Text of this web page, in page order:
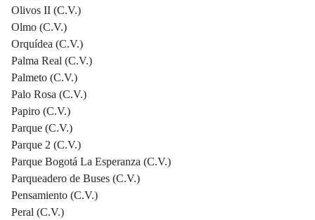
Olivos II (C.V.)
Olmo (C.V.)
Orquídea (C.V.)
Palma Real (C.V.)
Palmeto (C.V.)
Palo Rosa (C.V.)
Papiro (C.V.)
Parque (C.V.)
Parque 2 (C.V.)
Parque Bogotá La Esperanza (C.V.)
Parqueadero de Buses (C.V.)
Pensamiento (C.V.)
Peral (C.V.)